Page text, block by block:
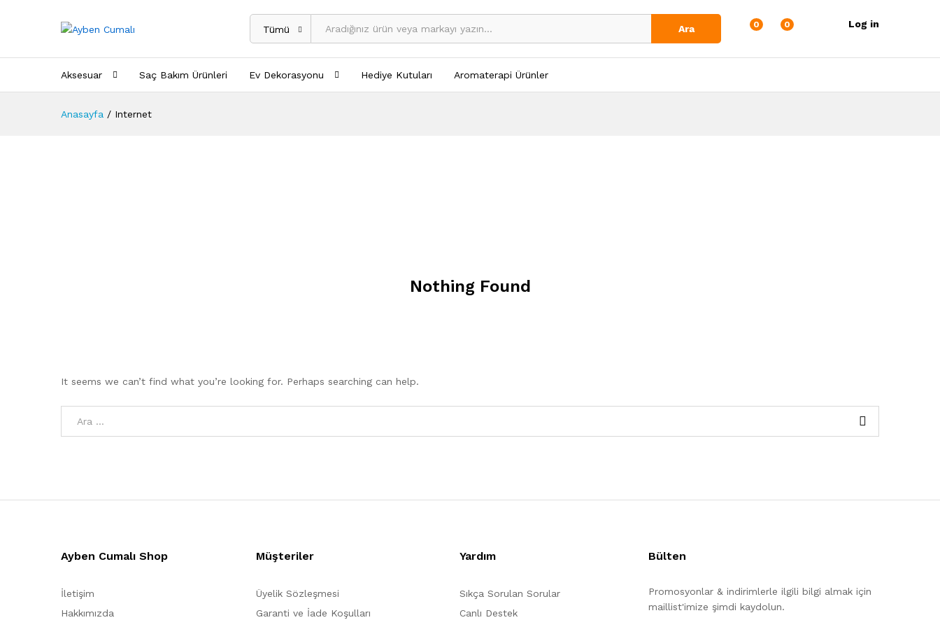
Tümü Ara 0 0 Log in
Aksesuar Saç Bakım Ürünleri Ev Dekorasyonu Hediye Kutuları Aromaterapi Ürünler
Anasayfa / Internet
Nothing Found
It seems we can’t find what you’re looking for. Perhaps searching can help.
Ayben Cumalı Shop
İletişim
Hakkımızda
Müşteriler
Üyelik Sözleşmesi
Garanti ve İade Koşulları
Yardım
Sıkça Sorulan Sorular
Canlı Destek
Bülten
Promosyonlar & indirimlerle ilgili bilgi almak için
maillist'imize şimdi kaydolun.